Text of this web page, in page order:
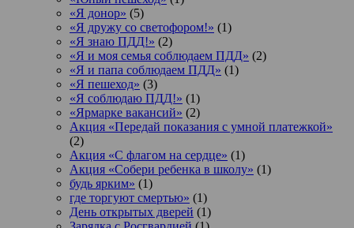
«Я донор» (5)
«Я дружу со светофором!» (1)
«Я знаю ПДД!» (2)
«Я и моя семья соблюдаем ПДД» (2)
«Я и папа соблюдаем ПДД» (1)
«Я пешеход» (3)
«Я соблюдаю ПДД!» (1)
«Ярмарке вакансий» (2)
Акция «Передай показания с умной платежкой»
(2)
Акция «С флагом на сердце» (1)
Акция «Собери ребенка в школу» (1)
будь ярким» (1)
где торгуют смертью» (1)
День открытых дверей (1)